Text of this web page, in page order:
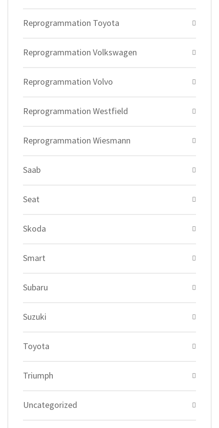
Reprogrammation Toyota
Reprogrammation Volkswagen
Reprogrammation Volvo
Reprogrammation Westfield
Reprogrammation Wiesmann
Saab
Seat
Skoda
Smart
Subaru
Suzuki
Toyota
Triumph
Uncategorized